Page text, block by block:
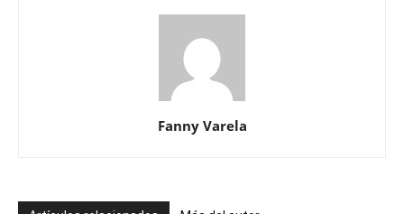
Fanny Varela